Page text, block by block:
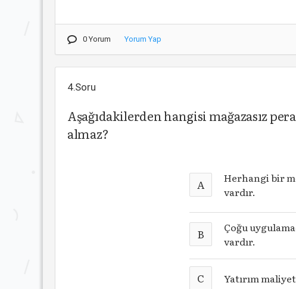
0 Yorum Yorum Yap
4.Soru
Aşağıdakilerden hangisi mağazasız
almaz?
A
Herhangi bir
vardır.
B
Çoğu
vardır.
C Yatırım